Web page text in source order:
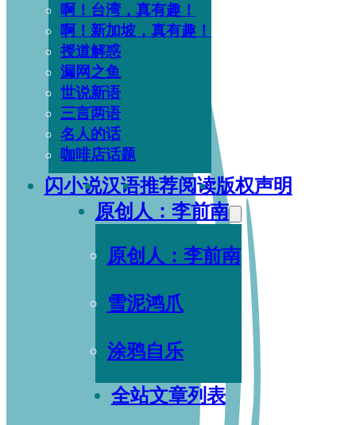
啊！台湾，真有趣！
啊！新加坡，真有趣！
授道解惑
漏网之鱼
世说新语
三言两语
名人的话
咖啡店话题
闪小说汉语推荐阅读版权声明
原创人：李前南
原创人：李前南
雪泥鸿爪
涂鸦自乐
全站文章列表